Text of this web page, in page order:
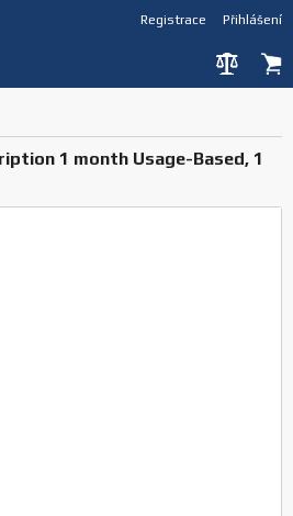
Přihlášení
Registrace
1 month Usage-Based, 1